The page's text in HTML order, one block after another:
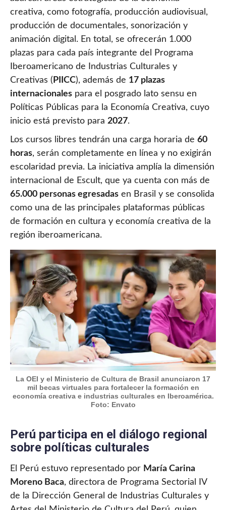
creativa, como fotografía, producción audiovisual,
producción de documentales, sonorización y
animación digital. En total, se ofrecerán 1.000
plazas para cada país integrante del Programa
Iberoamericano de Industrias Culturales y
Creativas ( PIICC), además de 17 plazas
internacionales para el posgrado lato sensu en
Políticas Públicas para la Economía Creativa, cuyo
inicio está previsto para 2027.
Los cursos libres tendrán una carga horaria de 60
horas, serán completamente en línea y no exigirán
escolaridad previa. La iniciativa amplía la dimensión
internacional de Escult, que ya cuenta con más de
65.000 personas egresadas en Brasil y se consolida
como una de las principales plataformas públicas
de formación en cultura y economía creativa de la
región iberoamericana.
La OEI y el Ministerio de Cultura de Brasil anunciaron 17
mil becas virtuales para fortalecer la formación en
economía creativa e industrias culturales en Iberoamérica.
Foto: Envato
Perú participa en el diálogo regional
sobre políticas culturales
El Perú estuvo representado por María Carina
Moreno Baca, directora de Programa Sectorial IV
de la Dirección General de Industrias Culturales y